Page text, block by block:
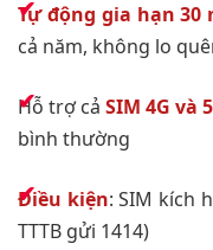
Tự động gia hạn 30
cả năm, không lo
Hỗ trợ cả SIM 4G và
bình thường
Điều kiện: SIM kích
TTTB gửi 1414)